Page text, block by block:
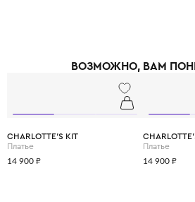
напоминают эпоху начала XX века.
ВОЗМОЖНО, ВАМ
CHARLOTTE'S KIT
Платье
14 900 ₽
Платье
14 900 ₽